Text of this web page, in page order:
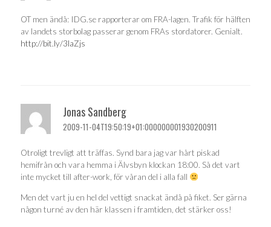
OT men ändå: IDG.se rapporterar om FRA-lagen. Trafik för hälften
av landets storbolag passerar genom FRAs stordatorer. Genialt.
http://bit.ly/3laZjs
Jonas Sandberg
2009-11-04T19:50:19+01:000000001930200911
Otroligt trevligt att träffas. Synd bara jag var hårt piskad
hemifrån och vara hemma i Älvsbyn klockan 18:00. Så det vart
inte mycket till after-work, för våran del i alla fall
Men det vart ju en hel del vettigt snackat ändå på fiket. Ser gärna
någon turné av den här klassen i framtiden, det stärker oss!